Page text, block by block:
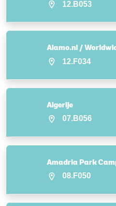
12.B053
Alamo.nl /
12.F034
Algerije
07.B056
Amadria Park
08.F050